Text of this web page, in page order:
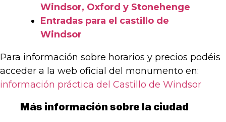
Windsor, Oxford y Stonehenge
Entradas para el castillo de
Windsor
Para información sobre horarios y precios podéis
acceder a la web oficial del monumento en:
información práctica del Castillo de Windsor
Más información sobre la ciudad